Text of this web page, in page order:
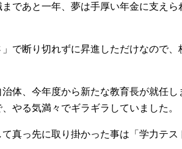
であと一年、夢は手厚い年金に支え
で断り切れずに昇進しただけなので
体、今年度から新たな教育長が就任
やる気満々でギラギラしていました。
真っ先に取り掛かった事は「学力テス